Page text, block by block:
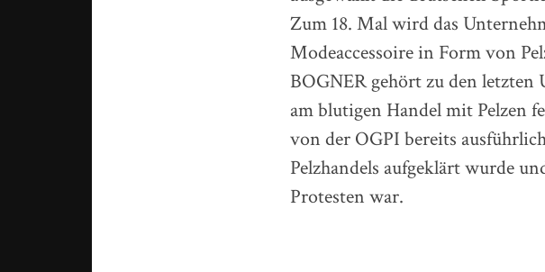
Zum 18. Mal wird das
Modeaccessoire in Form von
BOGNER gehört zu den
am blutigen Handel mit Pelzen
von der OGPI bereits
Pelzhandels aufgeklärt wurde
Protesten war.